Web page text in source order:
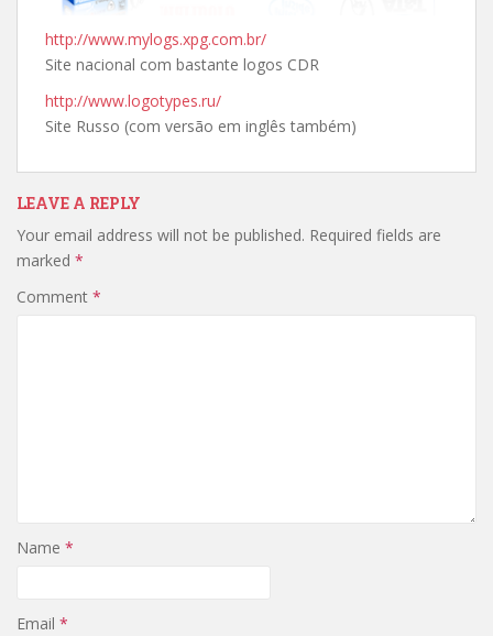
http://www.mylogs.xpg.com.br/
Site nacional com bastante logos CDR
http://www.logotypes.ru/
Site Russo (com versão em inglês também)
LEAVE A REPLY
Your email address will not be published. Required fields are
marked *
Comment *
Name *
Email *